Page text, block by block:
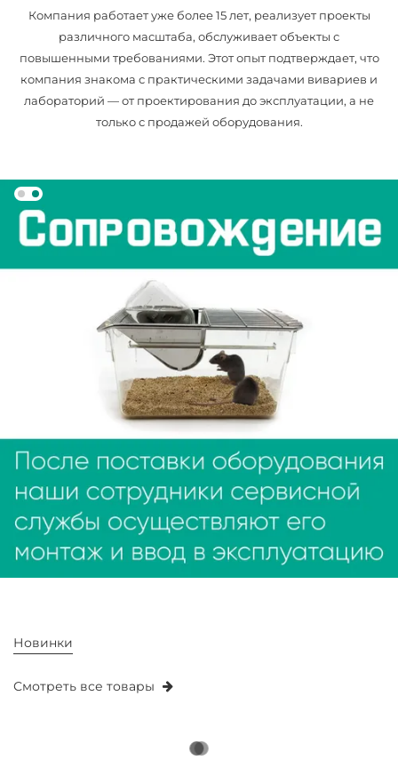
Компания работает уже более 15 лет, реализует проекты
различного масштаба, обслуживает объекты с
повышенными требованиями. Этот опыт подтверждает, что
компания знакома с практическими задачами вивариев и
лабораторий — от проектирования до эксплуатации, а не
только с продажей оборудования.
Новинки
Смотреть все товары